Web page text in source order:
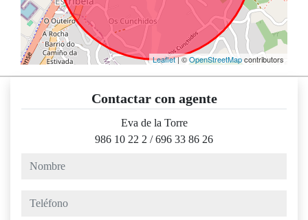
Leaflet| ©OpenStreetMapcontributors
Contactar con agente
Eva de la Torre
986 10 22 2 /696 33 86 26
nombre
teléfono